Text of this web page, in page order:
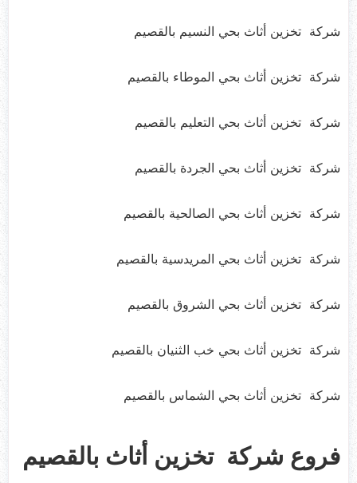
شركة تخزين أثاث بحي النسيم بالقصيم
شركة تخزين أثاث بحي الموطاء بالقصيم
شركة تخزين أثاث بحي التعليم بالقصيم
شركة تخزين أثاث بحي الجردة بالقصيم
شركة تخزين أثاث بحي الصالحية بالقصيم
شركة تخزين أثاث بحي المريدسية بالقصيم
شركة تخزين أثاث بحي الشروق بالقصيم
شركة تخزين أثاث بحي خب الثنيان بالقصيم
شركة تخزين أثاث بحي الشماس بالقصيم
فروع شركة تخزين أثاث بالقصيم